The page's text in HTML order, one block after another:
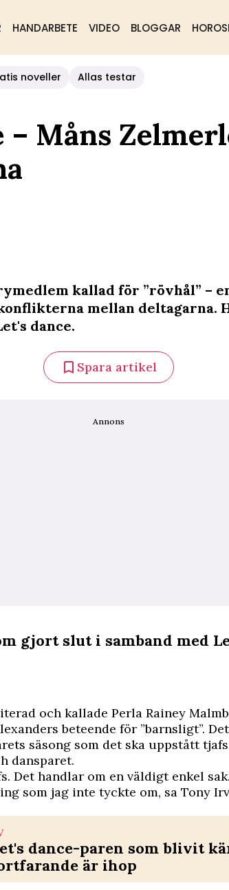
HANDARBETE VIDEO BLOGGAR
noveller
Allas testar
– Måns
kallad för ”rövhål” –
mellan deltagarna.
dance.
Spara artikel
Annons
gjort slut i samband med
och kallade Perla Rainey
beteende för ”barnsligt”.
säsong som det ska uppstått
dansparet.
Det handlar om en väldigt enkel
som jag inte tyckte om, sa Tony
dance-paren som blivit
är ihop